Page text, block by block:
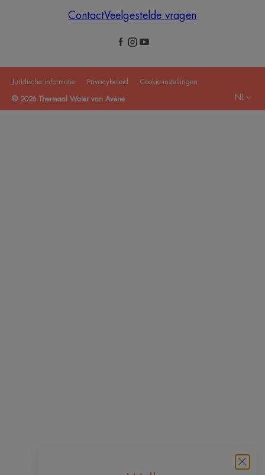
ContactVeelgestelde vragen
Juridische informatie Privacybeleid Cookie-instellingen
© 2026 Thermaal Water van Avène NL